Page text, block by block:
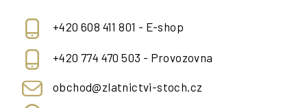
+420 608 411 801 - E-shop
+420 774 470 503 - Provozovna
obchod@zlatnictvi-stoch.cz